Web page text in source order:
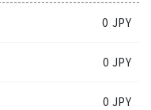
0 JPY
0 JPY
0 JPY